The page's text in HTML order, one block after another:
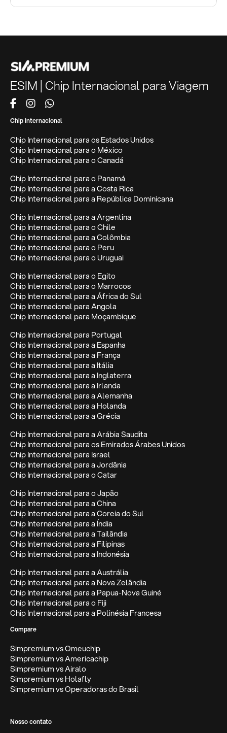
ESIM | Chip Internacional para Viagem
Chip internacional
Chip Internacional para os Estados Unidos
Chip Internacional para o México
Chip Internacional para o Canadá
Chip Internacional para o Panamá
Chip Internacional para a Costa Rica
Chip Internacional para a República Dominicana
Chip Internacional para a Argentina
Chip Internacional para o Chile
Chip Internacional para a Colômbia
Chip Internacional para o Peru
Chip Internacional para o Uruguai
Chip Internacional para o Egito
Chip Internacional para o Marrocos
Chip Internacional para a África do Sul
Chip Internacional para Angola
Chip Internacional para Moçambique
Chip Internacional para Portugal
Chip Internacional para a Espanha
Chip Internacional para a França
Chip Internacional para a Itália
Chip Internacional para a Inglaterra
Chip Internacional para a Irlanda
Chip Internacional para a Alemanha
Chip Internacional para a Holanda
Chip Internacional para a Grécia
Chip Internacional para a Arábia Saudita
Chip Internacional para os Emirados Árabes Unidos
Chip Internacional para Israel
Chip Internacional para a Jordânia
Chip Internacional para o Catar
Chip Internacional para o Japão
Chip Internacional para a China
Chip Internacional para a Coreia do Sul
Chip Internacional para a Índia
Chip Internacional para a Tailândia
Chip Internacional para a Filipinas
Chip Internacional para a Indonésia
Chip Internacional para a Austrália
Chip Internacional para a Nova Zelândia
Chip Internacional para a Papua-Nova Guiné
Chip Internacional para o Fiji
Chip Internacional para a Polinésia Francesa
Compare
Simpremium vs Omeuchip
Simpremium vs Americachip
Simpremium vs Airalo
Simpremium vs Holafly
Simpremium vs Operadoras do Brasil
Nosso contato